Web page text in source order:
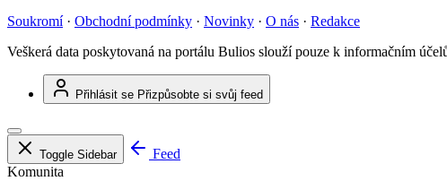
Soukromí · Obchodní podmínky · Novinky · O nás · Redakce
Veškerá data poskytovaná na portálu Bulios slouží pouze k informačním
Přihlásit se Přizpůsobte si svůj feed
Toggle Sidebar
Feed
Komunita